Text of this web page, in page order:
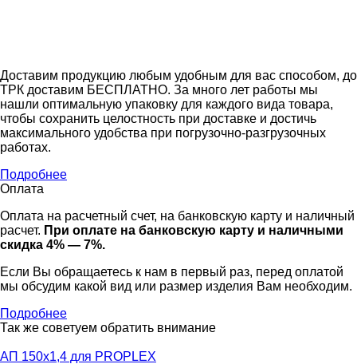
Доставим продукцию любым удобным для вас способом, до
ТРК доставим БЕСПЛАТНО. За много лет работы мы
нашли оптимальную упаковку для каждого вида товара,
чтобы сохранить целостность при доставке и достичь
максимального удобства при погрузочно-разгрузочных
работах.
Подробнее
Оплата
Оплата на расчетный счет, на банковскую карту и наличный
расчет. При оплате на банковскую карту и наличными
скидка 4% — 7%.
Если Вы обращаетесь к нам в первый раз, перед оплатой
мы обсудим какой вид или размер изделия Вам необходим.
Подробнее
Так же советуем обратить внимание
АП 150х1,4 для PROPLEX